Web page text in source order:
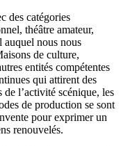
des catégories
théâtre amateur,
auquel nous nous
de culture,
entités compétentes
qui attirent des
de l’activité scénique, les
de production se sont
pour exprimer un
renouvelés.